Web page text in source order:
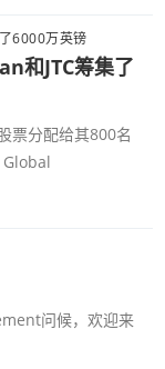
和JTC筹集了
票分配给其800名
Global
问候，欢迎来